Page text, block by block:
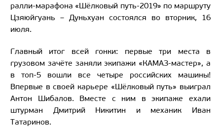
ралли-марафона «Шёлковый путь-2019» по маршруту
Цзяюйгуань – Дуньхуан состоялся во вторник, 16
июля.
Главный итог всей гонки: первые три места в
грузовом зачёте заняли экипажи «КАМАЗ-мастер», а
в топ-5 вошли все четыре российских машины!
Впервые в своей карьере «Шёлковый путь» выиграл
Антон Шибалов. Вместе с ним в экипаже ехали
штурман Дмитрий Никитин и механик Иван
Татаринов.